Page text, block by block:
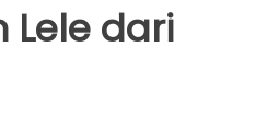
Lele dari